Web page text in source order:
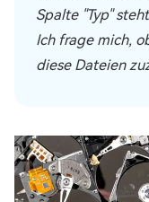
Spalte "Typ"
Ich frage mich,
diese Dateien